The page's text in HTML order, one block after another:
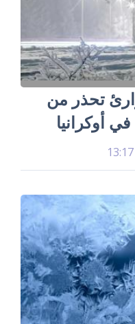
تحذر من
أوكرانيا